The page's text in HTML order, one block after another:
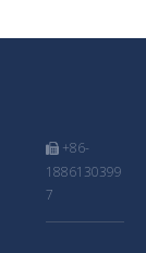
 +86-
1886130399
7